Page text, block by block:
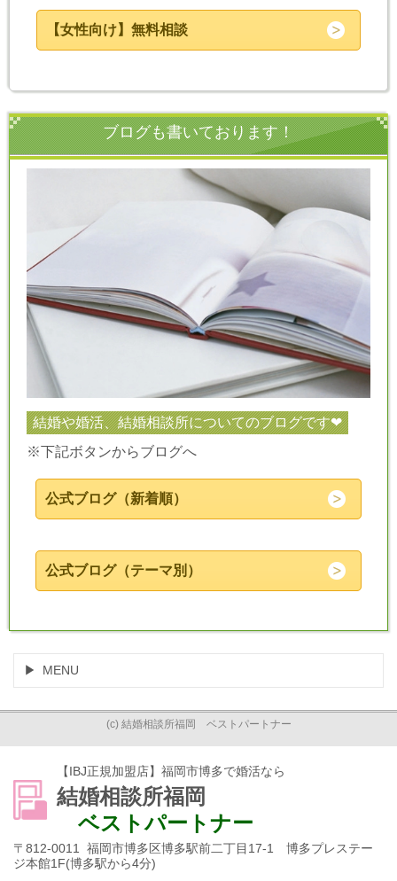
【女性向け】無料相談
ブログも書いております！
結婚や婚活、結婚相談所についてのブログです❤
※下記ボタンからブログへ
公式ブログ（新着順）
公式ブログ（テーマ別）
MENU
(c) 結婚相談所福岡 ベストパートナー
【IBJ正規加盟店】福岡市博多で婚活なら
結婚相談所福岡
ベストパートナー
〒812-0011 福岡市博多区博多駅前二丁目17-1 博多プレステー
ジ本館1F(博多駅から4分)